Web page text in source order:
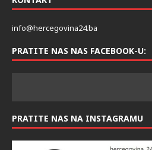
KONTAKT
info@hercegovina24.ba
PRATITE NAS NAS FACEBOOK-U:
PRATITE NAS NA INSTAGRAMU